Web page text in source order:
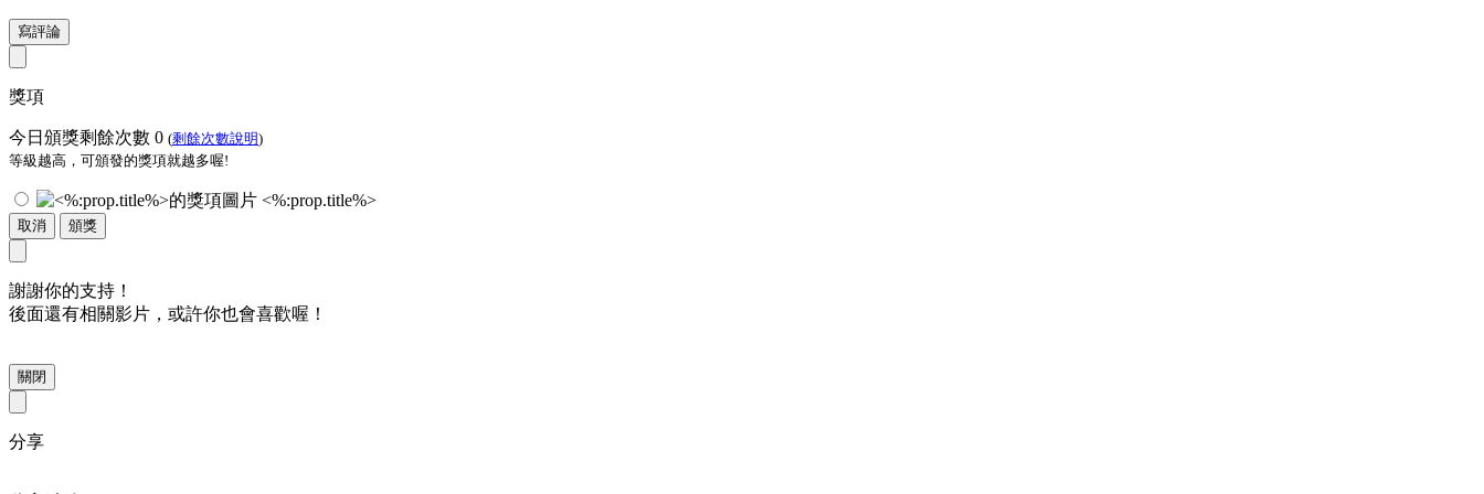
寫評論
獎項
今日頒獎剩餘次數 0 (剩餘次數說明)
等級越高，可頒發的獎項就越多喔!
<%:prop.title%>
取消 頒獎
謝謝你的支持！
後面還有相關影片，或許你也會喜歡喔！
關閉
分享